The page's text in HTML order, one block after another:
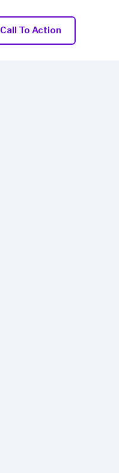
Call To Action